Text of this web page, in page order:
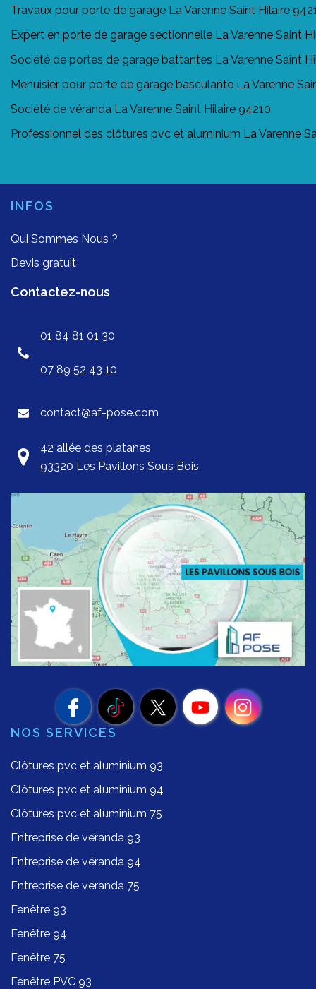
Travaux pour porte de garage La Varenne Saint Hilaire
Expert en porte de garage sectionnelle La Varenne Saint
Société de portes de garage battantes La Varenne Saint
Menuisier pour porte de garage basculante La Varenne
Société de véranda La Varenne Saint Hilaire 94210
Professionnel des clôtures pvc et aluminium La Varenne
INFOS
Qui Sommes Nous ?
Devis gratuit
Contactez-nous
01 84 81 01 30
07 89 52 43 10
contact@af-pose.com
42 allée des platanes
93320 Les Pavillons Sous Bois
NOS SERVICES
Clôtures pvc et aluminium 93
Clôtures pvc et aluminium 94
Clôtures pvc et aluminium 75
Entreprise de véranda 93
Entreprise de véranda 94
Entreprise de véranda 75
Fenêtre 93
Fenêtre 94
Fenêtre 75
Fenêtre PVC 93